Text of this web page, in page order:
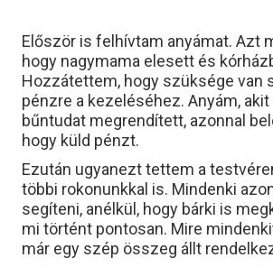
Először is felhívtam anyámat. Azt
hogy nagymama elesett és
Hozzátettem, hogy szüksége van
pénzre a kezeléséhez. Anyám,
bűntudat megrendített, azonnal
hogy küld pénzt.
Ezután ugyanezt tettem a
többi rokonunkkal is. Mindenki
segíteni, anélkül, hogy bárki is
mi történt pontosan. Mire
már egy szép összeg állt